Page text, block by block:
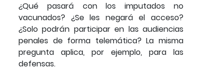
¿Qué pasará con los imputados no
vacunados? ¿Se les negará el acceso?
¿Solo podrán participar en las audiencias
penales de forma telemática? La misma
pregunta aplica, por ejemplo, para las
defensas.